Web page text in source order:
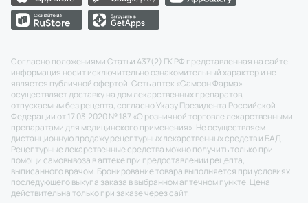
Согласно положениями Статьи 437(2) ГК РФ представленная на сайте
информация носит исключительно ознакомительный характер и не
является публичной офертой. Сеть аптек «Самсон Фарма»
осуществляет доставку на дом лекарственных препаратов,
отпускаемым без рецепта, согласно Указу Президента Российской
Федерации от 17.03.2020 № 187 «О розничной торговле лекарственными
препаратами для медицинского применения». Не осуществляем
дистанционную продажу рецептурных лекарственных средств и БАД.
Рецептурные лекарственные средства можно получить только при
помощи самовывоза в аптеке при предоставлении рецепта,
выписанного врачом. Бронирование товара выполняется при условиях
последующего выкупа заказа в выбранном аптечном пункте. Цена
действительна только при заказе через сайт.